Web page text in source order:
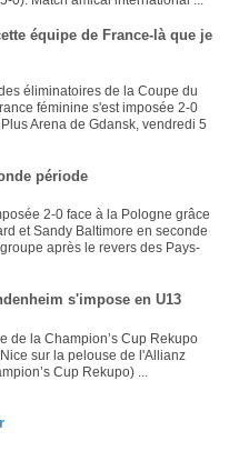
équipe de France-là que je
éliminatoires de la Coupe du
féminine s'est imposée 2-0
Arena de Gdansk, vendredi 5
période
2-0 face à la Pologne grâce
et Sandy Baltimore en seconde
après le revers des Pays-
s'impose en U13
de la Champion’s Cup Rekupo
sur la pelouse de l'Allianz
Cup Rekupo) ...